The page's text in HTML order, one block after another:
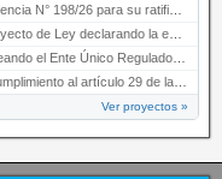
N° 198/26 para su ratificación.
la esencialidad del servicio educativ…
Regulador de servicios públicos de la …
29 de la Ley provincial N° 1399…
Ver proyectos »